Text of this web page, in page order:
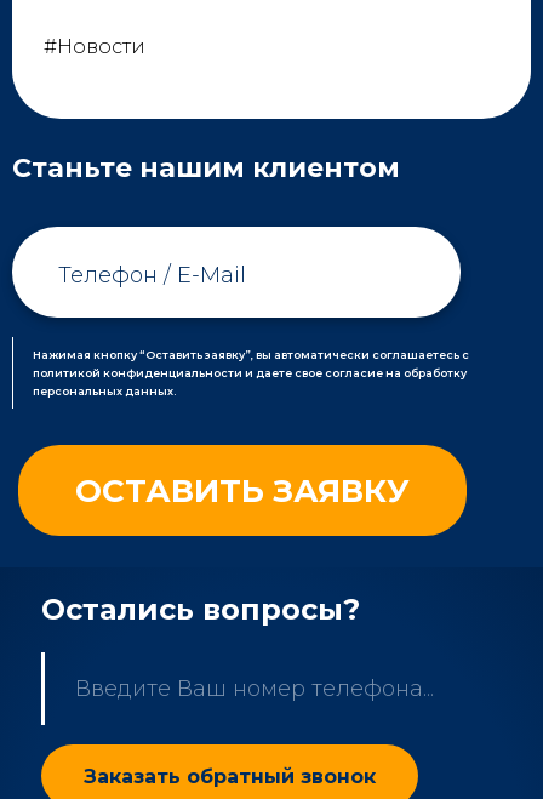
#Новости
Станьте нашим клиентом
Нажимая кнопку “Оставить заявку”, вы автоматически соглашаетесь с
политикой конфиденциальности и даете свое согласие на обработку
персональных данных.
Остались вопросы?